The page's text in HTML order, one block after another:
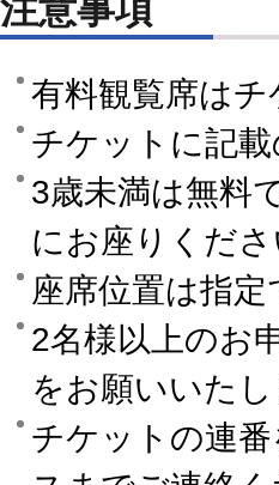
注意事項
有料観覧席は
チケットに記
3歳未満は無料
にお座りくださ
座席位置は指定
2名様以上のお
をお願いいたし
チケットの連